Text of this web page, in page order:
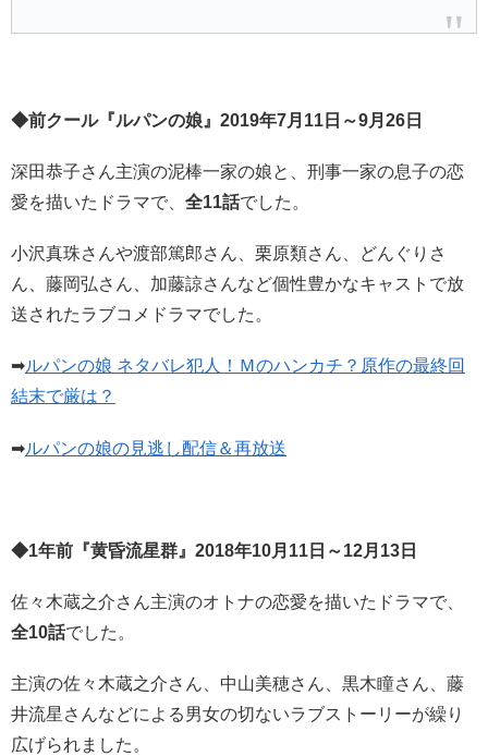
◆前クール『ルパンの娘』2019年7月11日～9月26日
深田恭子さん主演の泥棒一家の娘と、刑事一家の息子の恋
愛を描いたドラマで、 全11話でした。
小沢真珠さんや渡部篤郎さん、栗原類さん、どんぐりさ
ん、藤岡弘さん、加藤諒さんなど個性豊かなキャストで放
送されたラブコメドラマでした。
➡ルパンの娘 ネタバレ犯人！Ｍのハンカチ？原作の最終回
結末で厳は？
➡ルパンの娘の見逃し配信＆再放送
◆1年前『黄昏流星群』2018年10月11日～12月13日
佐々木蔵之介さん主演のオトナの恋愛を描いたドラマで、
全10話でした。
主演の佐々木蔵之介さん、中山美穂さん、黒木瞳さん、藤
井流星さんなどによる男女の切ないラブストーリーが繰り
広げられました。